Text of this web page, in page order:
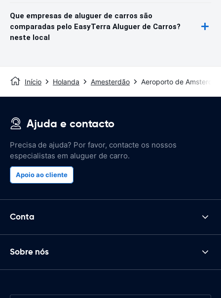
Que empresas de aluguer de carros são
comparadas pelo EasyTerra Aluguer de Carros?
neste local
Início Holanda Amesterdão Aeroporto de
Ajuda e contacto
Precisa de ajuda? Por favor, contacte os nossos
especialistas em aluguer de carro.
Apoio ao cliente
Conta
Sobre nós